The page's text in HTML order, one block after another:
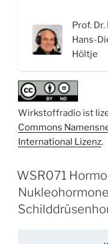
Riboflavin“
Prof. Dr.
Hans-
Höltje
Wirkstoffradio ist
Commons
International Lizenz.
WSR071